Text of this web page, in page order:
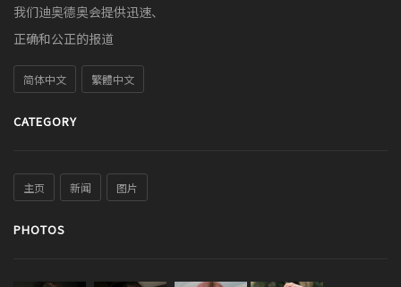
我们迪奥德奥会提供迅速、
正确和公正的报道
简体中文 繁體中文
CATEGORY
主页 新闻 图片
PHOTOS